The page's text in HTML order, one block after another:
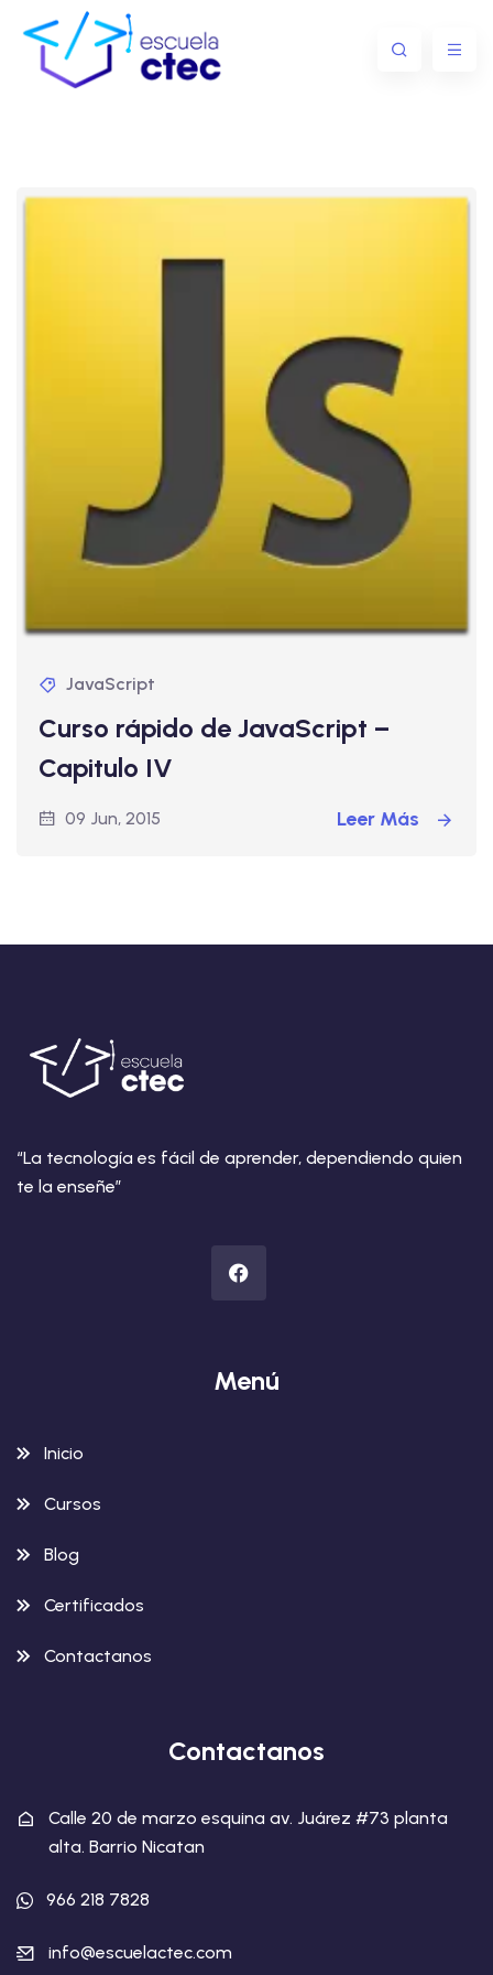
JavaScript
Curso rápido de JavaScript –
Capitulo IV
09 Jun, 2015 Leer Más
“La tecnología es fácil de aprender, dependiendo quien
te la enseñe”
Menú
Inicio
Cursos
Blog
Certificados
Contactanos
Contactanos
Calle 20 de marzo esquina av. Juárez #73 planta
alta. Barrio Nicatan
966 218 7828
info@escuelactec.com